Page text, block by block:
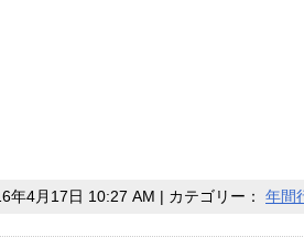
年4月17日 10:27 AM | カテゴリー： 年間